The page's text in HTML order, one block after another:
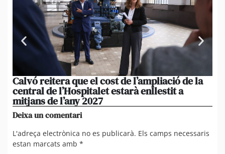
Calvó reitera que el cost de l’ampliació de la
central de l’Hospitalet estarà enllestit a
mitjans de l’any 2027
Deixa un comentari
L'adreça electrònica no es publicarà. Els camps necessaris
estan marcats amb *